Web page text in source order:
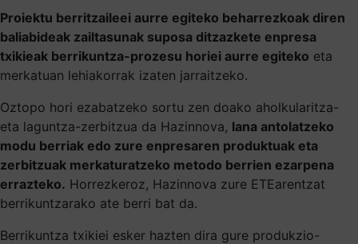
Proiektu berritzaileei aurre egiteko beharrezkoak diren
baliabideak zailtasunak suposa ditzazkete enpresa
txikieak berrikuntza-prozesu horiei aurre egiteko eta
merkatuan lehiakorrak izaten jarraitzeko.
Oztopo hori ezabatzeko sortu zen doako aholkularitza-
eta laguntza-zerbitzua da Hazinnova, lana antolatzeko
modu berriak edo zure enpresaren produktuak eta
zerbitzuak merkaturatzeko metodo berrien ezarpena
errazteko. Horrezkeroz, Hazinnova zure ETEarentzat
berrikuntzarako ate berri bat da.
Berrikuntza txikiei esker hazten dira gure produkzio-